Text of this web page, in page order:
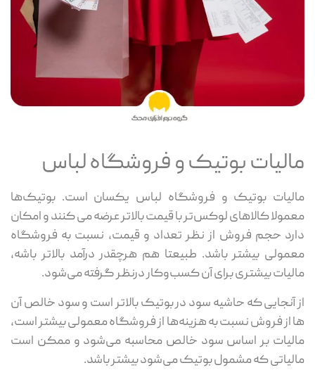
مالیات بوتیک و فروشگاه لباس
مالیات بوتیک و فروشگاه لباس یکسان است. بوتیک‌ها
معمولا کالاهای لوکس‌تر با قیمت بالاتر عرضه می کنند و امکان
دارد حجم فروش از نظر تعداد و قیمت، نسبت به فروشگاه
معمولی بیشتر باشد. طبیعتا هم هرچقدر درآمد بالاتر باشه،
مالیات بیشتری برای آن کسب‌وکار درنظر گرفته می‌شود.
از آنجایی که حاشیه سود در بوتیک بالاتر است و سود خالص آن
ها از فروش نسبت به هزینه‌ها از فروشگاه معمولی بیشتر است،
مالیات بر اساس سود خالص محاسبه می‌شود و ممکن است
مالیاتی که مشمول بوتیک می‌شود بیشتر باشد.